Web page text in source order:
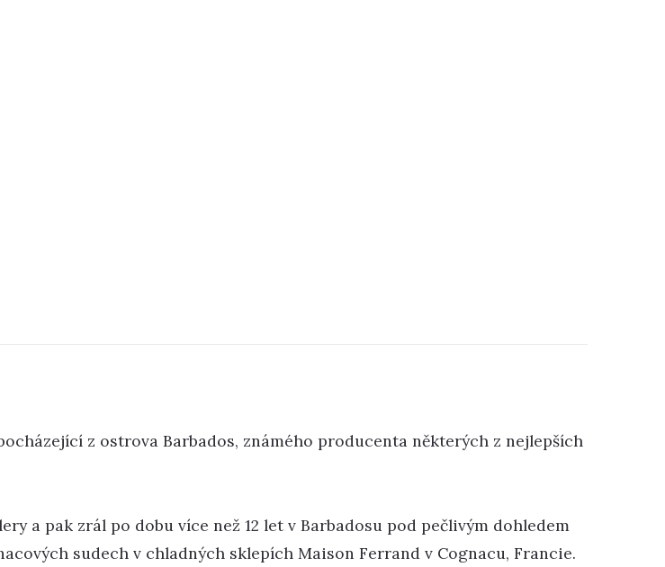
z ostrova Barbados, známého producenta některých z nejlepších
a pak zrál po dobu více než 12 let v Barbadosu pod pečlivým dohledem
sudech v chladných sklepích Maison Ferrand v Cognacu, Francie.